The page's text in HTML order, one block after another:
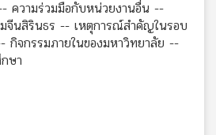
ความร่วมมือกับหน่วยงานอื่น --
จีนสิรินธร -- เหตุการณ์สำคัญในรอบ
จกรรมภายในของมหาวิทยาลัย --
ษา